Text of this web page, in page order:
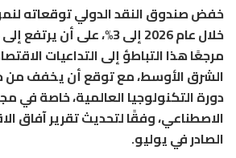
خفض صندوق النقد الدولي توقعاته
مرجعًا هذا التباطؤ إلى التداعيات
الشرق الأوسط، مع توقع أن يخفف من
دورة التكنولوجيا العالمية، خاصة في
الاصطناعي، وفقًا لتحديث تقرير آفاق
الصادر في يوليو.